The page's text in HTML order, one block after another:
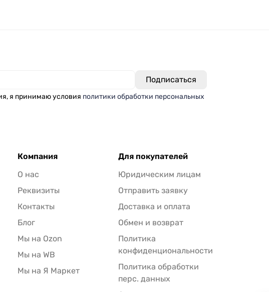
я принимаю условия политики обработки персональных
Компания
О нас
Реквизиты
Контакты
Блог
Мы на Ozon
Мы на WB
Мы на Я Маркет
Для покупателей
Юридическим лицам
Отправить заявку
Доставка и оплата
Обмен и возврат
Политика
конфиденциональности
Политика обработки
перс. данных